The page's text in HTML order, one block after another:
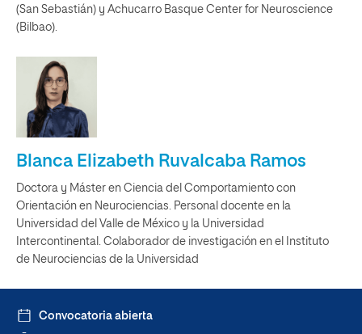
(San Sebastián) y Achucarro Basque Center for Neuroscience
(Bilbao).
Blanca Elizabeth Ruvalcaba Ramos
Doctora y Máster en Ciencia del Comportamiento con
Orientación en Neurociencias. Personal docente en la
Universidad del Valle de México y la Universidad
Intercontinental. Colaborador de investigación en el Instituto
de Neurociencias de la Universidad
Convocatoria abierta